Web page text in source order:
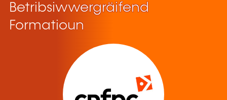
Betribsiwwergräifend
Formatioun